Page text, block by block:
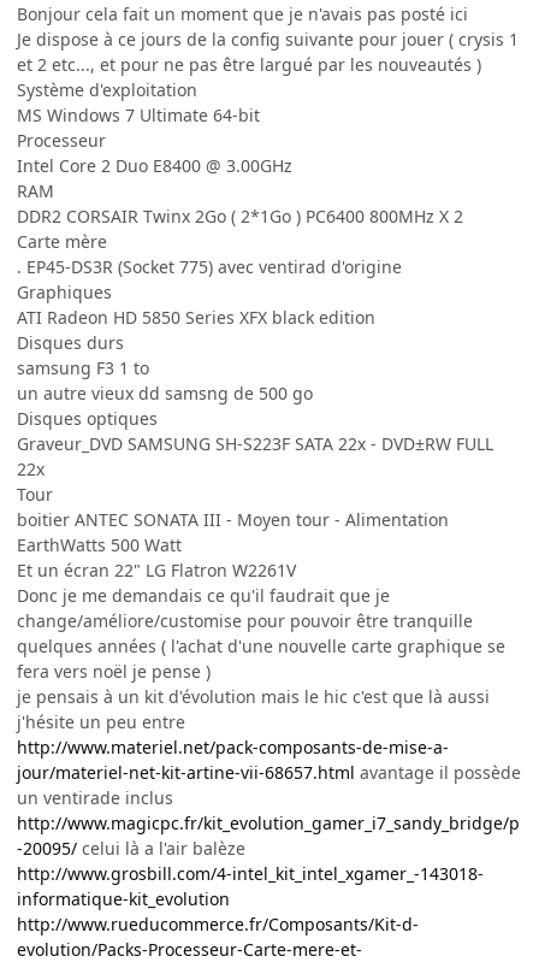
Bonjour cela fait un moment que je n'avais pas posté ici
Je dispose à ce jours de la config suivante pour jouer ( crysis 1
et 2 etc..., et pour ne pas être largué par les nouveautés )
Système d'exploitation
MS Windows 7 Ultimate 64-bit
Processeur
Intel Core 2 Duo E8400 @ 3.00GHz
RAM
DDR2 CORSAIR Twinx 2Go ( 2*1Go ) PC6400 800MHz X 2
Carte mère
. EP45-DS3R (Socket 775) avec ventirad d'origine
Graphiques
ATI Radeon HD 5850 Series XFX black edition
Disques durs
samsung F3 1 to
un autre vieux dd samsng de 500 go
Disques optiques
Graveur_DVD SAMSUNG SH-S223F SATA 22x - DVD±RW FULL
22x
Tour
boitier ANTEC SONATA III - Moyen tour - Alimentation
EarthWatts 500 Watt
Et un écran 22" LG Flatron W2261V
Donc je me demandais ce qu'il faudrait que je
change/améliore/customise pour pouvoir être tranquille
quelques années ( l'achat d'une nouvelle carte graphique se
fera vers noël je pense )
je pensais à un kit d'évolution mais le hic c'est que là aussi
j'hésite un peu entre
http://www.materiel.net/pack-composants-de-mise-a-
jour/materiel-net-kit-artine-vii-68657.html avantage il possède
un ventirade inclus
http://www.magicpc.fr/kit_evolution_gamer_i7_sandy_bridge/p
-20095/ celui là a l'air balèze
http://www.grosbill.com/4-intel_kit_intel_xgamer_-143018-
informatique-kit_evolution
http://www.rueducommerce.fr/Composants/Kit-d-
evolution/Packs-Processeur-Carte-mere-et-